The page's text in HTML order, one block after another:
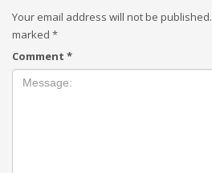
Your email address will not be published.
marked *
Comment *